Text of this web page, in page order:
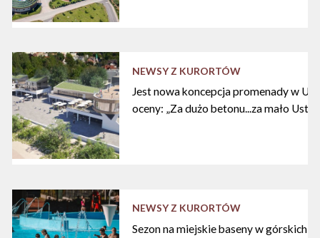
NEWSY Z KURORTÓW
Jest nowa koncepcja promenady w
oceny: „Za dużo betonu...za mało
NEWSY Z KURORTÓW
Sezon na miejskie baseny w górskich